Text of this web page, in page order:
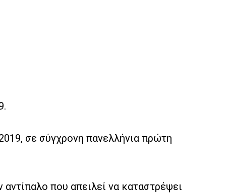
σε σύγχρονη πανελλήνια πρώτη
που απειλεί να καταστρέψει